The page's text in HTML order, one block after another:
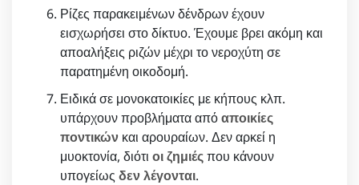
Ρίζες παρακειμένων δένδρων έχουν
εισχωρήσει στο δίκτυο. Έχουμε βρει ακόμη και
αποαλήξεις ριζών μέχρι το νεροχύτη σε
παρατημένη οικοδομή.
Ειδικά σε μονοκατοικίες με κήπους κλπ.
υπάρχουν προβλήματα απόαποικίες
ποντικών και αρουραίων. Δεν αρκεί η
μυοκτονία, διότι οι ζημιέςπου κάνουν
υπογείως δεν λέγονται.